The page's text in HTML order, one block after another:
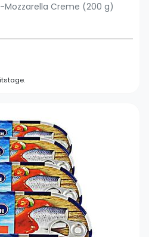
Creme (200 g)